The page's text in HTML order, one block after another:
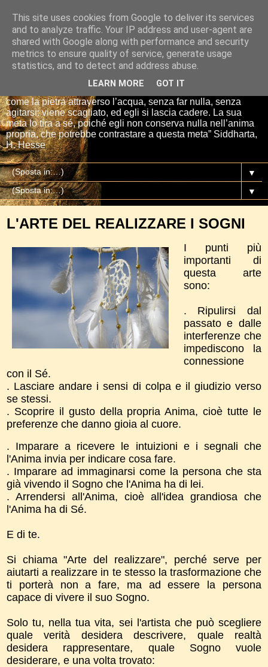
Io sono il mio Buddha
“Se tu getti una pietra nell’acqua, essa si affretta per la via
più breve fino al fondo. E così è Siddharta, quando ha una
meta, un proposito. Siddharta non fa nulla. Siddharta pensa,
come la pietra attraverso l’acqua, senza far nulla, senza
agitarsi: viene scagliato, ed egli si lascia cadere. La sua
meta lo tira a sé, poiché egli non conserva nulla nell’anima
propria, che potrebbe contrastare a questa meta” Siddharta,
H. Hesse
▼
▼
L'ARTE DEL REALIZZARE I SOGNI
I punti più
importanti di
questa arte
sono:
. Ripulirsi dal
passato e dalle
interferenze che
impediscono la
connessione
con il Sé.
. Lasciare andare i sensi di colpa e il giudizio verso
se stessi.
. Scoprire il gusto della propria Anima, cioè tutte le
preferenze che danno gioia al cuore.
. Imparare a ricevere le intuizioni e i segnali che
l'Anima invia per indicare cosa fare.
. Imparare ad immaginarsi come la persona che sta
già vivendo il Sogno che l'Anima ha di lei.
. Arrendersi all'Anima, cioè all'idea grandiosa che
l'Anima ha di Sé.
E di te.
Si chiama "Arte del realizzare", perché serve per
aiutarti a realizzare in te stesso la trasformazione che
ti porterà non a fare, ma ad essere la persona
capace di vivere il suo Sogno.
Solo tu, nella tua vita, sei l'artista che può scegliere
quale verità desidera descrivere, quale realtà
desidera rappresentare, quale Sogno vuole
desiderare, e una volta trovato:
This site uses cookies from Google to deliver its services
and to analyze traffic. Your IP address and user-agent are
shared with Google along with performance and security
metrics to ensure quality of service, generate usage
statistics, and to detect and address abuse.
LEARN MORE GOT IT